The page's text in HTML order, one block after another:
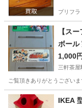
プリフラ
【ス
ボール
ーファ
1,000円
三軒茶屋
ご覧頂きありがとうござい
東京 世田谷区 三
IKEA